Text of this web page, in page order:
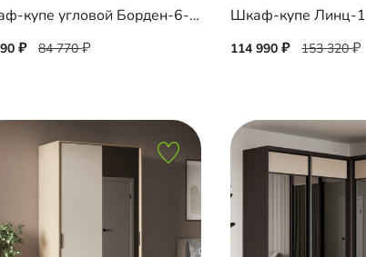
Шкаф-купе угловой Борден-6-1 1600 Премиум
84 770
Шкаф-купе Линц-1
114 990 153 320